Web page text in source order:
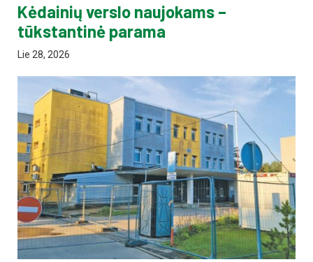
Kėdainių verslo naujokams –
tūkstantinė parama
Lie 28, 2026